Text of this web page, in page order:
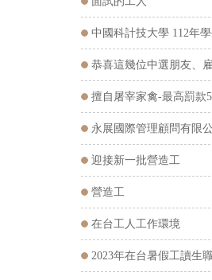
中國科計技大學 112年
恭喜這幾位中選朋友、
預祝在台工作順利
擅自屠宰家禽-最高罰款
永展國際管理顧問有限
翻譯據點
迎接新一批營造工
營造工
在台工人工作環境
2023年在台暑假工讀生